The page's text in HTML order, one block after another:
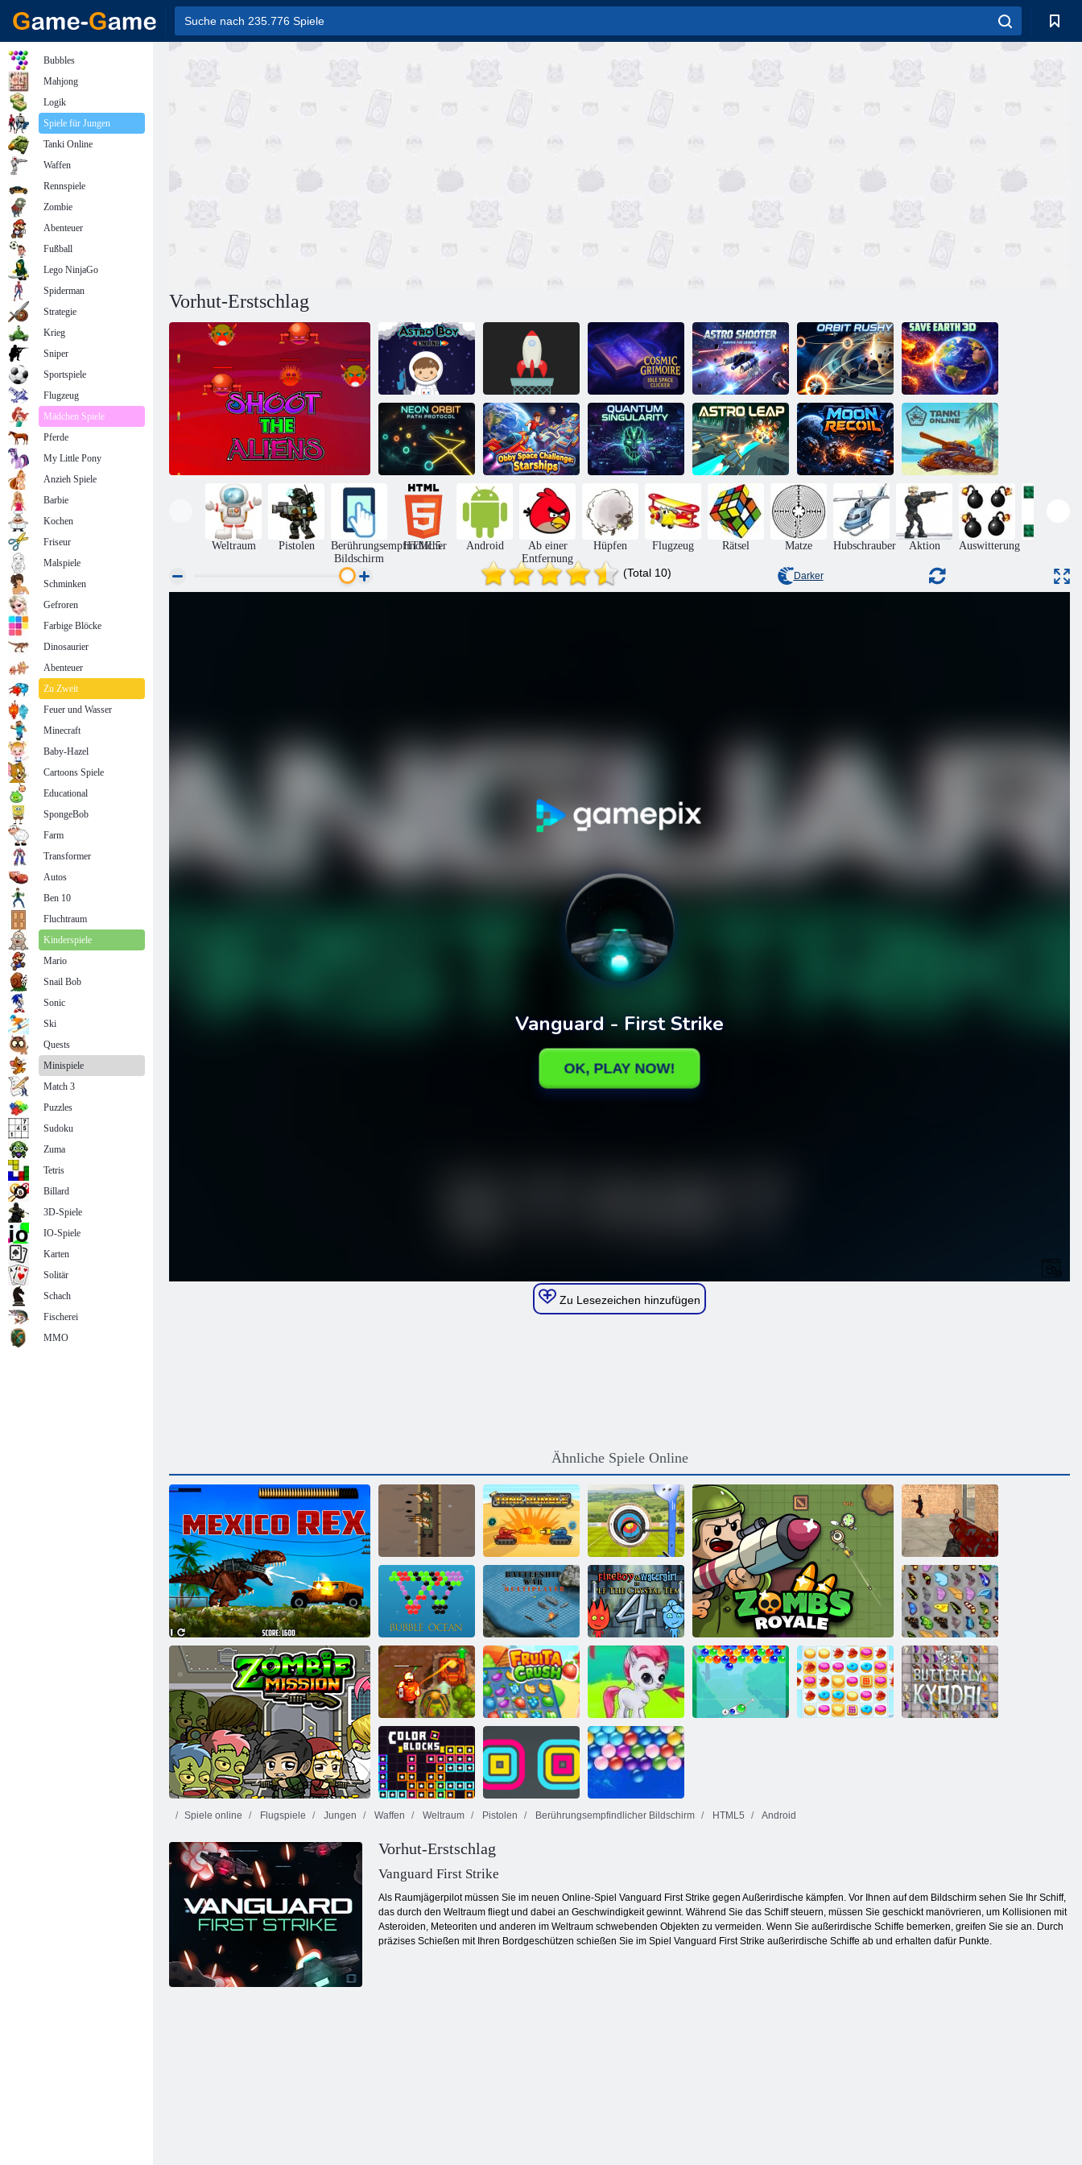
Vorhut-Erstschlag
Astro Boy
online
Raketenflip
Cosmic
Grimoire Idle
Space Clicker
Astro-Shooter Orbit Rushy
Speichern Sie
die Erde 3D
Neon Orbit:
Pfadprotokoll
Obby Space
Challenge:
Raumschiffe
Quantensingularität Astro-Sprung Mondrückstoß Tanki online
Weltraum Pistolen
Berührungsempfindlicher
Bildschirm
HTML5 Android
Ab einer
Entfernung
Hüpfen Flugzeug Rätsel Matze Hubschrauber Aktion Auswitterung
(Total 10) Darker
Zu Lesezeichen hinzufügen
Ähnliche Spiele Online
Mexiko Rex
Winzige
Gewehre
Panzerrumpel
Archery World
Tour -
Highscore
Bogenschießen
3D
Verrückte
Schütze
Bubble Ocean
Kriegsschiff-
Multiplayer
Zombie -Mission 1
Feuer und
Wasser 4:
Kristalltempel
Schmetterlings
Kyodai
Verfluchter
Schatz 2
Fruita Crush
Bubble Gemes -
3 Gewinnt
Farbblöcke
Spiele online Flugspiele Jungen Waffen Weltraum Pistolen Berührungsempfindlicher Bildschirm HTML5 Android
Vorhut-Erstschlag
Vanguard First Strike
Als Raumjägerpilot müssen Sie im neuen Online-Spiel Vanguard First Strike gegen Außerirdische kämpfen. Vor Ihnen auf dem Bildschirm sehen Sie Ihr Schiff,
das durch den Weltraum fliegt und dabei an Geschwindigkeit gewinnt. Während Sie das Schiff steuern, müssen Sie geschickt manövrieren, um Kollisionen mit
Asteroiden, Meteoriten und anderen im Weltraum schwebenden Objekten zu vermeiden. Wenn Sie außerirdische Schiffe bemerken, greifen Sie sie an. Durch
präzises Schießen mit Ihren Bordgeschützen schießen Sie im Spiel Vanguard First Strike außerirdische Schiffe ab und erhalten dafür Punkte.
Bubbles
Mahjong
Logik
Spiele für Jungen
Tanki Online
Waffen
Rennspiele
Zombie
Abenteuer
Fußball
Lego NinjaGo
Spiderman
Strategie
Krieg
Sniper
Sportspiele
Flugzeug
Mädchen Spiele
Pferde
My Little Pony
Anzieh Spiele
Barbie
Kochen
Friseur
Malspiele
Schminken
Gefroren
Farbige Blöcke
Dinosaurier
Abenteuer
Zu Zweit
Feuer und Wasser
Minecraft
Baby-Hazel
Cartoons Spiele
Educational
SpongeBob
Farm
Transformer
Autos
Ben 10
Fluchtraum
Kinderspiele
Mario
Snail Bob
Sonic
Ski
Quests
Minispiele
Match 3
Puzzles
Sudoku
Zuma
Tetris
Billard
3D-Spiele
IO-Spiele
Karten
Solitär
Schach
Fischerei
MMO